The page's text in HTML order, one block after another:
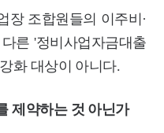
장 조합원들의 이주비·
른 '정비사업자금대출
화 대상이 아니다.
제약하는 것 아닌가